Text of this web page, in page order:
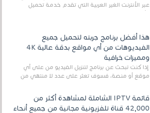
عبر الأنترنت الغير العربية التي تقدم خدمة تحميل
الأفلام على التورنت ، ومعظم هذه المواقع ل...
هذا أفضل برنامج جربته لتحميل جميع
الفيديوهات من أي مواقع بدقة عالية 4K
ومميزات خرافية
إذا كنت تبحث عن برنامج لتنزيل الفيديو من على أي
موقع أو منصة، فسوف تعثر على عدد لا منتهي من
قائمة IPTV الشاملة لمشاهدة أكثر من
42,000 قناة تلفزيونية مجانية من جميع أنحاء